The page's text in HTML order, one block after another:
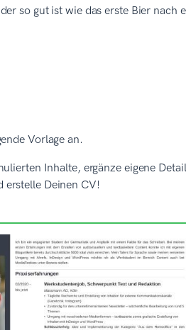
so gut ist wie das erste Bier nach
Vorlage an.
Inhalte, ergänze eigene
erstelle Deinen CV!